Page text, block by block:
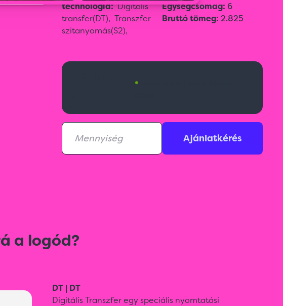
technológia:Digitális
transfer(DT), Transzfer
szitanyomás(S2),
Egységcsomag: 6
Bruttó tömeg: 2.825
•
Ajánlatkérés
a logód?
DT | DT
Digitális Transzfer egy speciális nyomtatási